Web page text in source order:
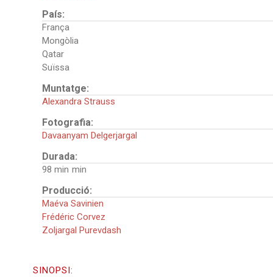
País:
França
Mongòlia
Qatar
Suïssa
Muntatge:
Alexandra Strauss
Fotografia:
Davaanyam Delgerjargal
Durada:
98 min
Producció:
Maéva Savinien
Frédéric Corvez
Zoljargal Purevdash
SINOPSI: